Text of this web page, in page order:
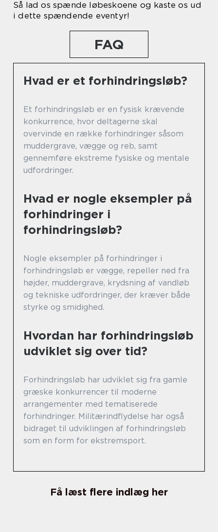
Så lad os spænde løbeskoene og kaste os ud
i dette spændende eventyr!
FAQ
Hvad er et forhindringsløb?
Et forhindringsløb er en fysisk krævende
konkurrence, hvor deltagerne skal
overvinde en række forhindringer såsom
muddergrave, vægge og reb, samt
gennemføre ekstreme fysiske og mentale
udfordringer.
Hvad er nogle eksempler på
forhindringer i
forhindringsløb?
Nogle eksempler på forhindringer i
forhindringsløb er vægge, repeller ned fra
højder, muddergrave, krydsning af vandløb
og tekniske udfordringer, der kræver både
styrke og smidighed.
Hvordan har forhindringsløb
udviklet sig over tid?
Forhindringsløb har udviklet sig fra gamle
græske konkurrencer til moderne
arrangementer med tematiserede
forhindringer. Militærindflydelse har også
bidraget til udviklingen af forhindringsløb
som en form for ekstremsport.
Få læst flere indlæg her